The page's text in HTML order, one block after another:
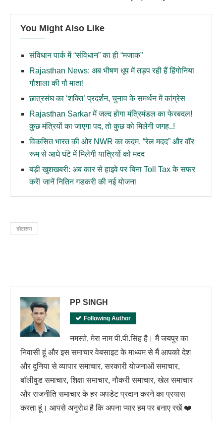
You Might Also Like
संविधान पार्क में “संविधान” का ही “मजाक”
Rajasthan News: अब भीषण धूप में तड़प रही हैं हिंगोनिया
गौशाला की गौ माता!
छात्रसंघ का ‘शक्ति’ प्रदर्शन, चुनाव के समर्थन में कांग्रेस
Rajasthan Sarkar में जल्द होगा मंत्रिमंडल का फेरबदल!
कुछ मंत्रियों का जाएगा पद, तो कुछ को मिलेगी जगह..!
विकसित भारत की ओर NWR का कदम, “रेल मदद” और वॉर
रूम से आधे घंटे में मिलेगी यात्रियों को मदद
बड़ी खुशखबरी: अब कार से हाइवे पर बिना Toll Tax के सफर
करें! जानें नितिन गडकरी की नई योजना
डोटासरा
PP SINGH
Following Author
नमस्ते, मेरा नाम पी.पी.सिंह है। मैं जयपुर का
निवासी हूं और इस समाचार वेबसाइट के माध्यम से मैं आपको देश
और दुनिया से व्यापार समाचार, सरकारी योजनाओं समाचार,
बॉलीवुड समाचार, शिक्षा समाचार, नौकरी समाचार, खेल समाचार
और राजनीति समाचार के हर अपडेट प्रदान करने का प्रयास
करता हूं। आपसे अनुरोध है कि अपना प्यार हम पर बनाए रखें ❤️